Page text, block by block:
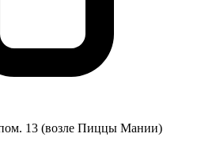
13 (возле Пиццы Мании)